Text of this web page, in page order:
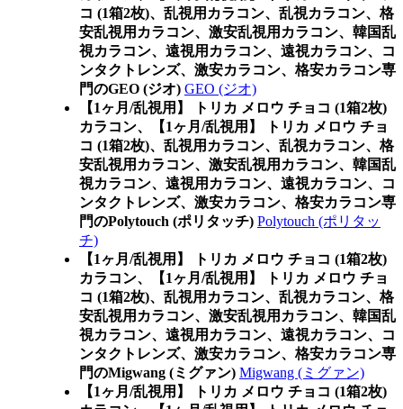
コ (1箱2枚)、乱視用カラコン、乱視カラコン、格
安乱視用カラコン、激安乱視用カラコン、韓国乱
視カラコン、遠視用カラコン、遠視カラコン、コ
ンタクトレンズ、激安カラコン、格安カラコン専
門のGEO (ジオ) GEO (ジオ)
【1ヶ月/乱視用】 トリカ メロウ チョコ (1箱2枚)
カラコン、
【1ヶ月/乱視用】 トリカ メロウ チョ
コ (1箱2枚)、乱視用カラコン、乱視カラコン、格
安乱視用カラコン、激安乱視用カラコン、韓国乱
視カラコン、遠視用カラコン、遠視カラコン、コ
ンタクトレンズ、激安カラコン、格安カラコン専
門のPolytouch (ポリタッチ) Polytouch (ポリタッ
チ)
【1ヶ月/乱視用】 トリカ メロウ チョコ (1箱2枚)
カラコン、
【1ヶ月/乱視用】 トリカ メロウ チョ
コ (1箱2枚)、乱視用カラコン、乱視カラコン、格
安乱視用カラコン、激安乱視用カラコン、韓国乱
視カラコン、遠視用カラコン、遠視カラコン、コ
ンタクトレンズ、激安カラコン、格安カラコン専
門のMigwang (ミグァン) Migwang (ミグァン)
【1ヶ月/乱視用】 トリカ メロウ チョコ (1箱2枚)